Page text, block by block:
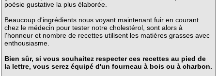
poésie gustative la plus élaborée.
Beaucoup d'ingrédients nous voyant maintenant fuir en courant
chez le médecin pour tester notre cholestérol, sont alors à
l'honneur et nombre de recettes utilisent les matières grasses avec
enthousiasme.
Bien sûr, si vous souhaitez respecter ces recettes au pied de
la lettre, vous serez équipé d'un fourneau à bois ou à charbon.